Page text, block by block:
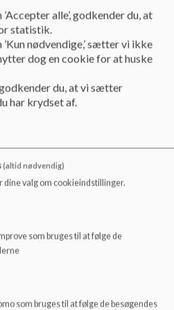
indhold, lokalitet og form –
eleverne og/eller forældrene,
og relevant
herunder indhold og faglige
hensigtsmæssigt
behov.
forhold og læringsmål for
alle’, godkender du, at
statistik.
nødvendige,’ sætter vi ikke
dog en cookie for at huske
godkender du, at vi sætter
har krydset af.
(altid nødvendig)
dine valg om cookieindstillinger.
som bruges til at følge de
som bruges til at følge de besøgendes